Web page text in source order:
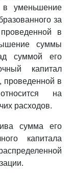
в уменьшение
за
в
суммы
суммой его
капитал
проведенной в
на
расходов.
сумма его
капитала